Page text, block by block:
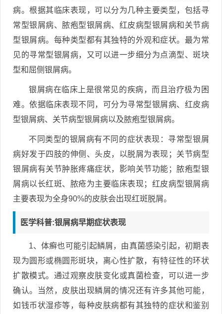
病。根据其临床表现，可以分为几种主要类型，包括寻
常型银屑病、脓疱型银屑病、红皮病型银屑病和关节病
型银屑病。每种类型都有其独特的外观和症状。最为常
见的寻常型银屑病，又可以进一步细分为点滴型、斑块
型和屈侧银屑病。
银屑病在临床上是很常见的疾病，而且治疗极为困
难。依据临床表现不同，可分为寻常型银屑病、红皮病
型银屑病、关节病型银屑病以及脓疱型银屑病。
不同类型的银屑病有不同的症状表现：寻常型银屑
病好发于四肢的伸侧、头皮，以脱屑为表现；关节病型
银屑病有关节肿胀疼痛症状，影响关节功能；脓疱型银
屑病以长红斑、脓疮为主要临床表现；红皮病型银屑病
主要表现为全身90%的皮肤会出现红斑脱屑。
医学科普:银屑病早期症状表现
1、体癣也可能引起鳞屑，由真菌感染引起，初期表
现为圆形或椭圆形斑块，离心性扩散，有特征性的环状
扩散模式。通过观察皮肤变化或真菌检查，可以进一步
确认。当然，皮肤出现鳞屑的情况还有许多其他可能，
如钱币状湿疹等，每种皮肤病都有其独特的症状和鉴别